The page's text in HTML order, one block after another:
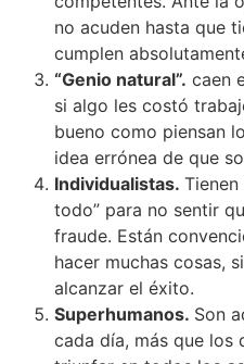
no acuden hasta que
cumplen
“Genio natural”. caen
si algo les costó
bueno como piensan
idea errónea de que
Individualistas.
todo” para no sentir
fraude. Están
hacer muchas cosas,
alcanzar el éxito.
Superhumanos. Son
cada día, más que los